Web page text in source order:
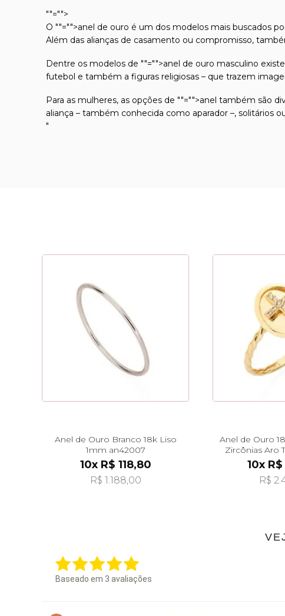
""="">
O ""="">anel de ouro é um dos modelos mais buscados
Além das alianças de casamento ou compromisso,
Dentre os modelos de ""="">anel de ouro masculino
futebol e também a figuras religiosas – que trazem
Para as mulheres, as opções de ""="">anel também são
aliança – também conhecida como aparador –, solitários
"
Anel de Ouro Branco 18k Liso
1mm an42007
10x R$ 118,80
R$ 1.188,00
Anel de Ouro
Zircônias Aro
10x
R$
Baseado em 3 avaliações